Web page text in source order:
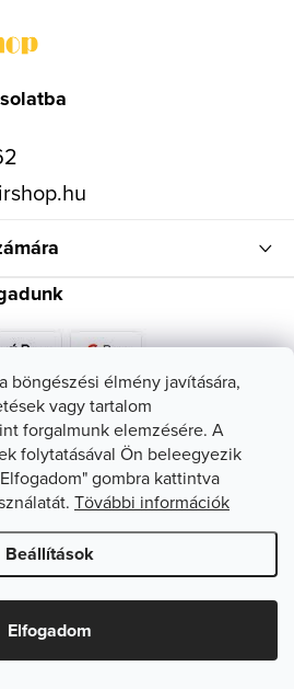
böngészési élmény javítására,
vagy tartalom
forgalmunk elemzésére. A
folytatásával Ön beleegyezik
gombra kattintva
Tövábbi információk
Beállítások
Elfogadom
Shoptet készítette
. Minden jog fenntartva.Süti
szerkesztése